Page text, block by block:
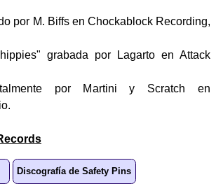
por M. Biffs en Chockablock Recording,
grabada por Lagarto en Attack
por Martini y Scratch en
Discografía de Safety Pins